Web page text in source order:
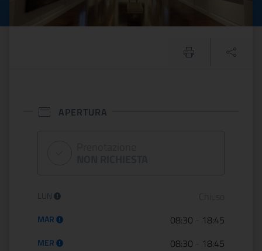
APERTURA
Orario di apertura:
LUN
MAR 08:30 18:45
MER 08:30 18:45